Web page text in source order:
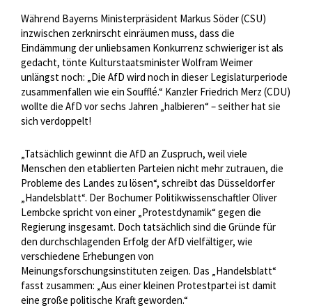
Während Bayerns Ministerpräsident Markus Söder (CSU)
inzwischen zerknirscht einräumen muss, dass die
Eindämmung der unliebsamen Konkurrenz schwieriger ist als
gedacht, tönte Kulturstaatsminister Wolfram Weimer
unlängst noch: „Die AfD wird noch in dieser Legislaturperiode
zusammenfallen wie ein Soufflé.“ Kanzler Friedrich Merz (CDU)
wollte die AfD vor sechs Jahren „halbieren“ – seither hat sie
sich verdoppelt!
„Tatsächlich gewinnt die AfD an Zuspruch, weil viele
Menschen den etablierten Parteien nicht mehr zutrauen, die
Probleme des Landes zu lösen“, schreibt das Düsseldorfer
„Handelsblatt“. Der Bochumer Politikwissenschaftler Oliver
Lembcke spricht von einer „Protestdynamik“ gegen die
Regierung insgesamt. Doch tatsächlich sind die Gründe für
den durchschlagenden Erfolg der AfD vielfältiger, wie
verschiedene Erhebungen von
Meinungsforschungsinstituten zeigen. Das „Handelsblatt“
fasst zusammen: „Aus einer kleinen Protestpartei ist damit
eine große politische Kraft geworden.“